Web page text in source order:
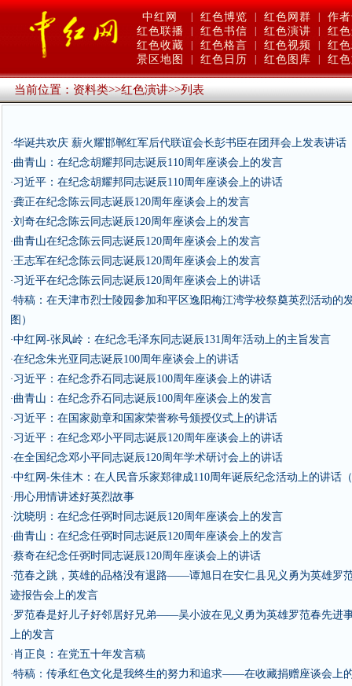
中红网 红色博览 红色网群
作
红色联播
红色书信 红色演讲
红
红色收藏
红色格言 红色视频
红
景区地图
红色日历 红色图库 红
当前位置：资料类>>红色演讲>>列表
·华诞共欢庆 薪火耀邯郸红军后代联谊会长彭书臣在团拜会上发表讲话
·曲青山：在纪念胡耀邦同志诞辰110周年座谈会上的发言
·习近平：在纪念胡耀邦同志诞辰110周年座谈会上的讲话
·龚正在纪念陈云同志诞辰120周年座谈会上的发言
·刘奇在纪念陈云同志诞辰120周年座谈会上的发言
·曲青山在纪念陈云同志诞辰120周年座谈会上的发言
·王志军在纪念陈云同志诞辰120周年座谈会上的发言
·习近平在纪念陈云同志诞辰120周年座谈会上的讲话
·特稿：在天津市烈士陵园参加和平区逸阳梅江湾学校祭奠英烈活动的
图）
·中红网-张凤岭：在纪念毛泽东同志诞辰131周年活动上的主旨发言
·在纪念朱光亚同志诞辰100周年座谈会上的讲话
·习近平：在纪念乔石同志诞辰100周年座谈会上的讲话
·曲青山：在纪念乔石同志诞辰100周年座谈会上的发言
·习近平：在国家勋章和国家荣誉称号颁授仪式上的讲话
·习近平：在纪念邓小平同志诞辰120周年座谈会上的讲话
·在全国纪念邓小平同志诞辰120周年学术研讨会上的讲话
·中红网-朱佳木：在人民音乐家郑律成110周年诞辰纪念活动上的讲话
·用心用情讲述好英烈故事
·沈晓明：在纪念任弼时同志诞辰120周年座谈会上的发言
·曲青山：在纪念任弼时同志诞辰120周年座谈会上的发言
·蔡奇在纪念任弼时同志诞辰120周年座谈会上的讲话
·范春之跳，英雄的品格没有退路——谭旭日在安仁县见义勇为英雄罗
迹报告会上的发言
·罗范春是好儿子好邻居好兄弟——吴小波在见义勇为英雄罗范春先进
上的发言
·肖正良：在党五十年发言稿
·特稿：传承红色文化是我终生的努力和追求——在收藏捐赠座谈会上